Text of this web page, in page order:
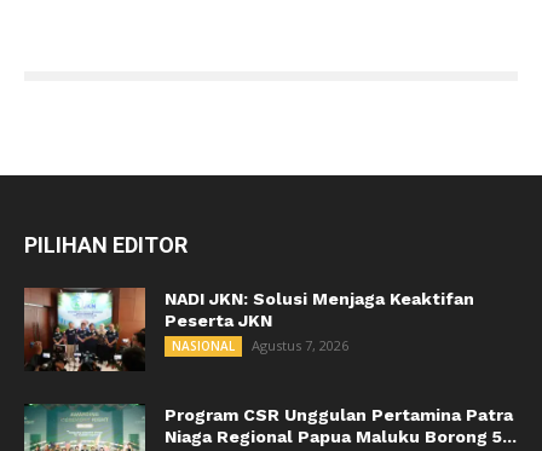
PILIHAN EDITOR
NADI JKN: Solusi Menjaga Keaktifan
Peserta JKN
NASIONAL Agustus 7, 2026
Program CSR Unggulan Pertamina Patra
Niaga Regional Papua Maluku Borong 5...